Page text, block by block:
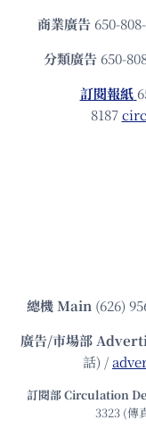
商業廣告 650-
分類廣告 650-
訂閱報紙
8187
總機Main (626)
廣告/市場部
話) /
訂閱部 Circulation
3323 (傳